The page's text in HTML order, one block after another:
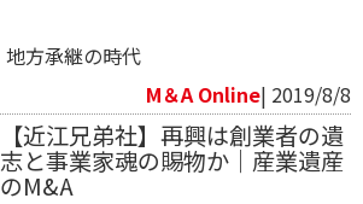
地方承継の時代
M＆A Online| 2019/8/8
【近江兄弟社】再興は創業者の遺
志と事業家魂の賜物か｜産業遺産
のM&A